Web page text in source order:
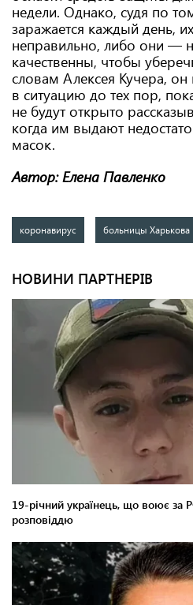
недели. Однако, судя по
заражается каждый день,
неправильно, либо они —
качественны, чтобы
словам Алексея Кучера,
в ситуацию до тех пор,
не будут открыто
когда им выдают
масок.
Автор: Елена Павленко
коронавирус больницы Харькова